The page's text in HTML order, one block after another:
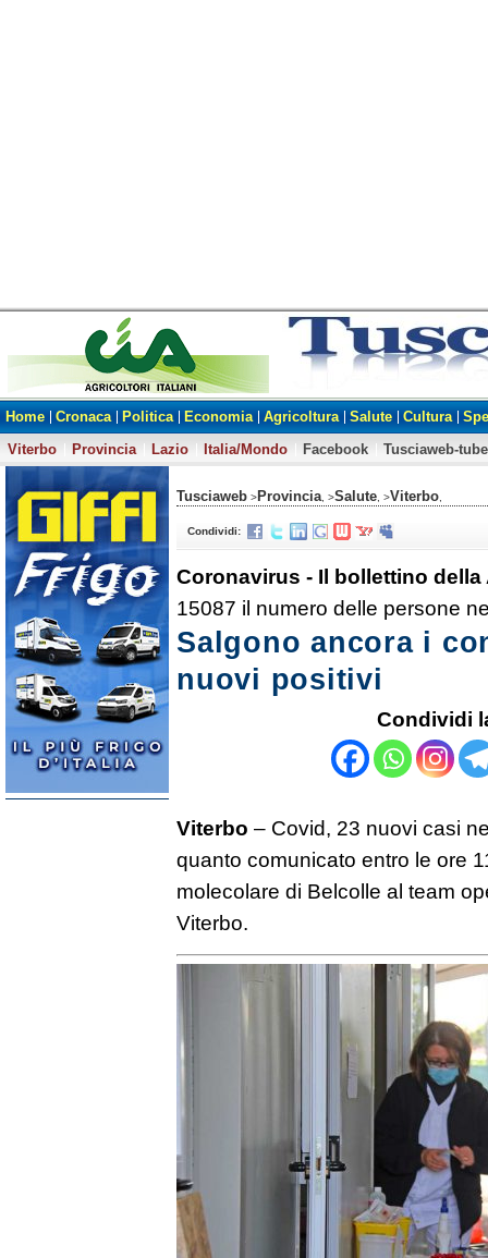
Home Cronaca Politica Economia Agricoltura Salute Cultura
Viterbo
Provincia Lazio Italia/Mondo Facebook Tusciaweb-tube
Tusciaweb >Provincia , >Salute , >Viterbo
Condividi:
Coronavirus - Il bollettino
15087 il numero delle persone
Salgono ancora i
nuovi positivi
Condividi
Viterbo – Covid, 23 nuovi casi
quanto comunicato entro le ore
molecolare di Belcolle al team
Viterbo.